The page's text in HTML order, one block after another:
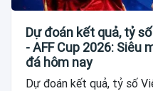
Dự đoán kết quả, tỷ
- AFF Cup 2026: Siêu
đá hôm nay
Dự đoán kết quả, tỷ số